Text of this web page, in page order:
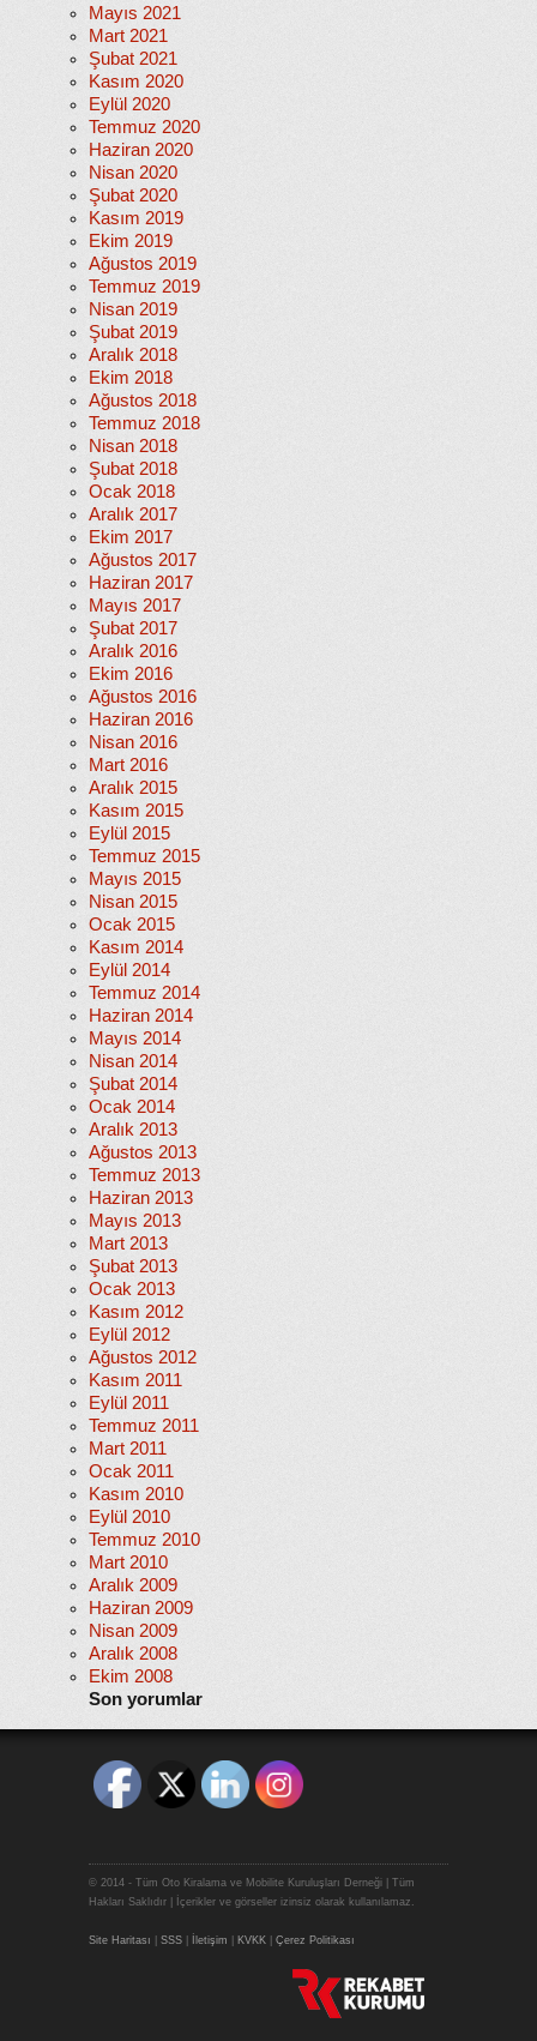
Mayıs 2021
Mart 2021
Şubat 2021
Kasım 2020
Eylül 2020
Temmuz 2020
Haziran 2020
Nisan 2020
Şubat 2020
Kasım 2019
Ekim 2019
Ağustos 2019
Temmuz 2019
Nisan 2019
Şubat 2019
Aralık 2018
Ekim 2018
Ağustos 2018
Temmuz 2018
Nisan 2018
Şubat 2018
Ocak 2018
Aralık 2017
Ekim 2017
Ağustos 2017
Haziran 2017
Mayıs 2017
Şubat 2017
Aralık 2016
Ekim 2016
Ağustos 2016
Haziran 2016
Nisan 2016
Mart 2016
Aralık 2015
Kasım 2015
Eylül 2015
Temmuz 2015
Mayıs 2015
Nisan 2015
Ocak 2015
Kasım 2014
Eylül 2014
Temmuz 2014
Haziran 2014
Mayıs 2014
Nisan 2014
Şubat 2014
Ocak 2014
Aralık 2013
Ağustos 2013
Temmuz 2013
Haziran 2013
Mayıs 2013
Mart 2013
Şubat 2013
Ocak 2013
Kasım 2012
Eylül 2012
Ağustos 2012
Kasım 2011
Eylül 2011
Temmuz 2011
Mart 2011
Ocak 2011
Kasım 2010
Eylül 2010
Temmuz 2010
Mart 2010
Aralık 2009
Haziran 2009
Nisan 2009
Aralık 2008
Ekim 2008
Son yorumlar
© 2014 - Tüm Oto Kiralama ve Mobilite Kuruluşları Derneği | Tüm
Hakları Saklıdır | İçerikler ve görseller izinsiz olarak kullanılamaz.
Site Haritası SSS İletişim KVKK Çerez Politikası